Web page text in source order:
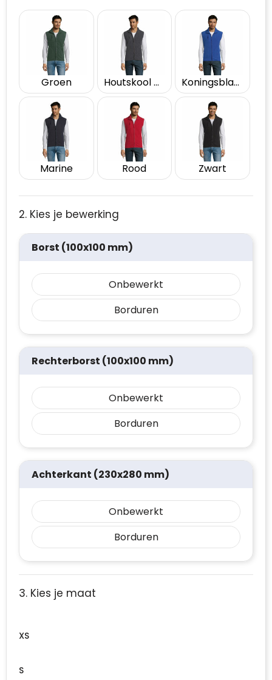
Groen Houtskool Grijs Koningsblauw
Marine Rood Zwart
2. Kies je bewerking
Borst (100x100 mm)
Onbewerkt
Borduren
Rechterborst (100x100 mm)
Onbewerkt
Borduren
Achterkant (230x280 mm)
Onbewerkt
Borduren
3. Kies je maat
XS
S